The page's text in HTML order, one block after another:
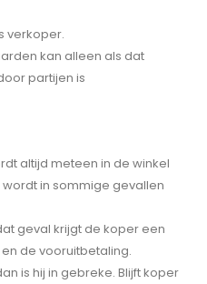
verkoper.
kan alleen als dat
partijen is
altijd meteen in de winkel
in sommige gevallen
geval krijgt de koper een
de vooruitbetaling.
is hij in gebreke. Blijft koper